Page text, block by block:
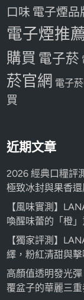
口味 電子煙品
電子煙推
購買 電子菸
菸官網 電子
買
近期文章
2026 經典口糧評
極致冰封與果香還
【風味實測】
喚醒味蕾的「橙」
【獨家評測】
繹，粉紅清甜與擊
高顏值透明發光
覆盆子的華麗三